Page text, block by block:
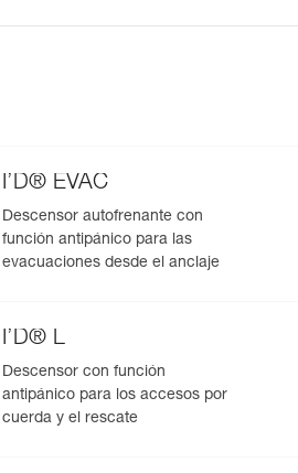
I’D® EVAC
Descensor autofrenante con
función antipánico para las
evacuaciones desde el anclaje
I’D® L
Descensor con función
antipánico para los accesos por
cuerda y el rescate